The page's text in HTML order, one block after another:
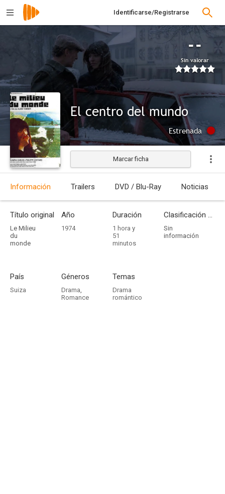
Identificarse/Registrarse
--
Sin valorar
El centro del mundo
Estrenada
Marcar ficha
Información Trailers DVD / Blu-Ray Noticias
Título original
Le Milieu
du
monde
Año
1974
Duración
1 hora y
51
minutos
Clasificación por edades
Sin
información
País
Suiza
Géneros
Drama,
Romance
Temas
Drama
romántico